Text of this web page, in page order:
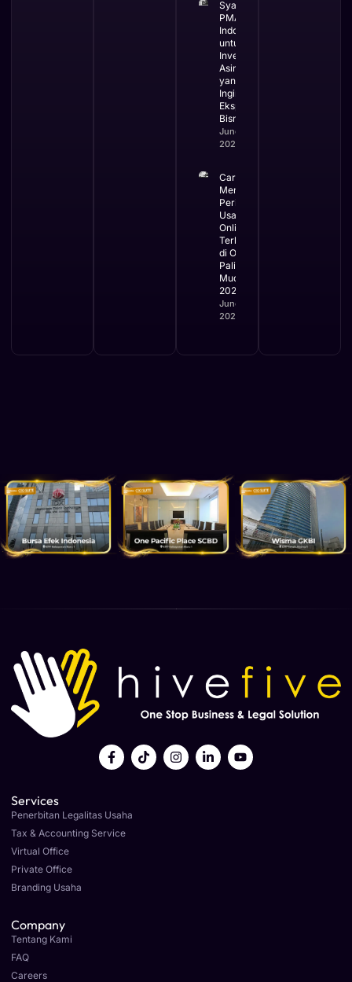
Syarat
PMA di
Indonesia
untuk
Investor
Asing
yang
Ingin
Ekspansi
Bisnis
June 3,
2026
Cara
Mengurus
Perizinan
Usaha
Online
Terbaru
di OSS
Paling
Mudah
2026
June 2,
2026
Services
Penerbitan Legalitas Usaha
Tax & Accounting Service
Virtual Office
Private Office
Branding Usaha
Company
Tentang Kami
FAQ
Careers